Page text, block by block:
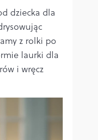
dziecka dla
z rolki po
laurki dla
i wręcz